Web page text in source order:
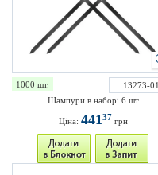
1000 шт.
13273-01
Шампури в наборі 6 шт
Ціна: 44137 грн